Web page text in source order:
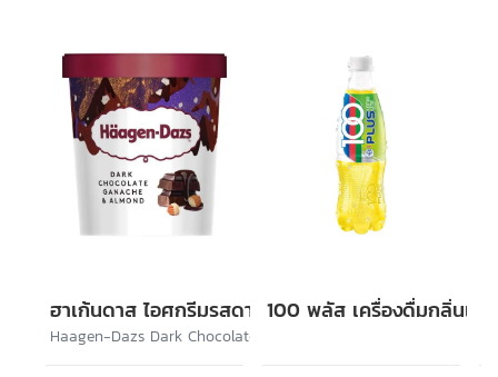
ฮาเก้นดาส ไอศกรีมรสดาร์กช็อกโกแล็ตและอัลมอนด์
Haagen-Dazs Dark Chocolate Ganache & Almond
100 พลัส เครื่องดื่มกลิ่นเล